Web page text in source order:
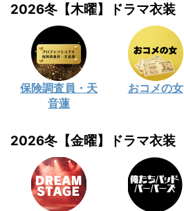
2026冬【木曜】ドラマ衣装
保険調査員・天
音蓮
おコメの女
2026冬【金曜】ドラマ衣装